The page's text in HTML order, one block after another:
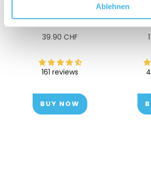
Ablehnen
Hygiene silver cloth
Regular
price
39.90 CHF
161 reviews
BUY NOW